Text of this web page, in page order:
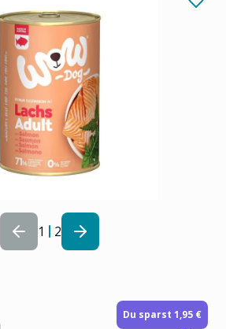
1 2
Du sparst 1,95 €